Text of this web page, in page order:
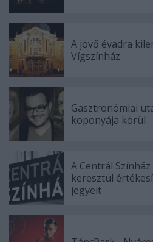
A jövő évadra
Vígszínház
Gasztronómiai
koponyája körül
A Centrál
keresztül
jegyeit